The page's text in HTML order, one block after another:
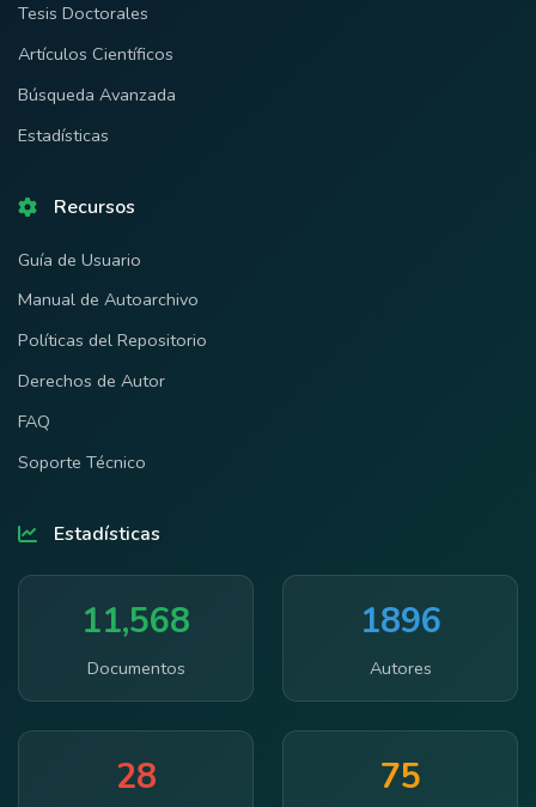
Tesis Doctorales
Artículos Científicos
Búsqueda Avanzada
Estadísticas
Recursos
Guía de Usuario
Manual de Autoarchivo
Políticas del Repositorio
Derechos de Autor
FAQ
Soporte Técnico
Estadísticas
11,568
Documentos
1896
Autores
28 75